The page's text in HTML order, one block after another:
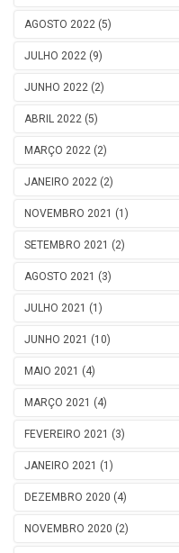
AGOSTO 2022 (5)
JULHO 2022 (9)
JUNHO 2022 (2)
ABRIL 2022 (5)
MARÇO 2022 (2)
JANEIRO 2022 (2)
NOVEMBRO 2021 (1)
SETEMBRO 2021 (2)
AGOSTO 2021 (3)
JULHO 2021 (1)
JUNHO 2021 (10)
MAIO 2021 (4)
MARÇO 2021 (4)
FEVEREIRO 2021 (3)
JANEIRO 2021 (1)
DEZEMBRO 2020 (4)
NOVEMBRO 2020 (2)